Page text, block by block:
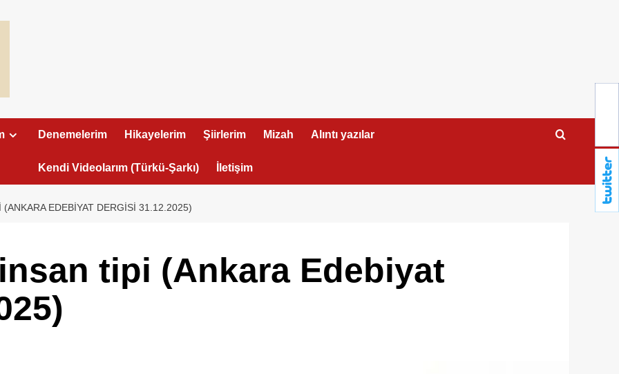
Denemelerim Hikayelerim Şiirlerim Mizah Alıntı yazılar
Kendi Videolarım (Türkü-Şarkı) İletişim
EDEBIYAT DERGISI 31.12.2025)
tipi (Ankara Edebiyat